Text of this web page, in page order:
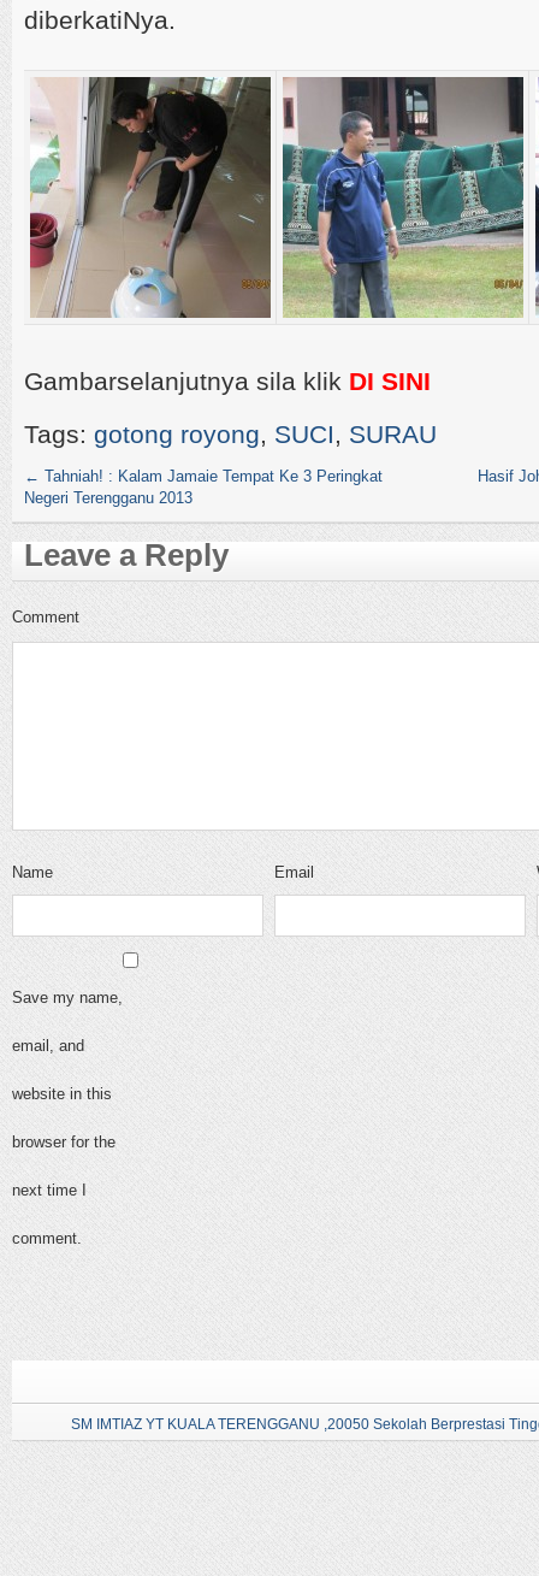
diberkatiNya.
Gambarselanjutnya sila klik DI SINI
Tags: gotong royong, SUCI, SURAU
← Tahniah! : Kalam Jamaie Tempat Ke 3 Peringkat
Negeri Terengganu 2013
Hasif
Leave a Reply
Comment
Name Email
Save my name,
email, and
website in this
browser for the
next time I
comment.
SM IMTIAZ YT KUALA TERENGGANU ,20050 Sekolah Berprestasi